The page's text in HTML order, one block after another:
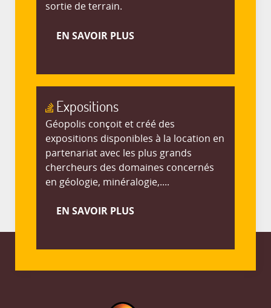
sortie de terrain.
EN SAVOIR PLUS
Expositions
Géopolis conçoit et créé des
expositions disponibles à la location en
partenariat avec les plus grands
chercheurs des domaines concernés
en géologie, minéralogie,....
EN SAVOIR PLUS